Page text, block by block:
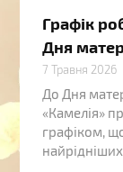
Графік
Дня
7 Травня 2026
До Дня
«Камелія»
графіком,